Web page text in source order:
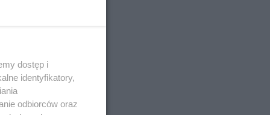
dostęp i
identyfikatory,
odbiorców oraz